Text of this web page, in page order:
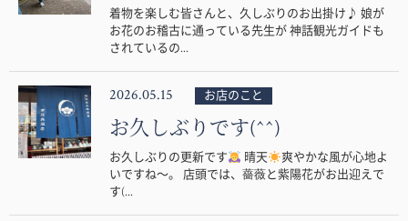
着物を楽しむ皆さんと、久しぶりのお出掛け♪ 娘が
お花のお稽古に通っている先生が 神話観光ガイドも
されているの...
2026.05.15 お店のこと
お久しぶりです(^^)
お久しぶりの更新です 晴天
爽やかな風が心地よ
いですね〜。 店頭では、薔薇と紫陽花がお出迎えで
す(...